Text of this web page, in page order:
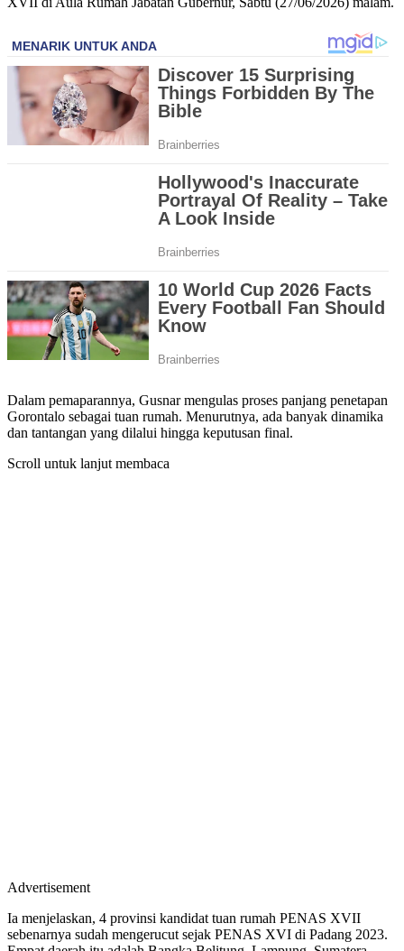
Dalam pemaparannya, Gusnar mengulas proses panjang penetapan
Gorontalo sebagai tuan rumah. Menurutnya, ada banyak dinamika
dan tantangan yang dilalui hingga keputusan final.
Scroll untuk lanjut membaca
Advertisement
Ia menjelaskan, 4 provinsi kandidat tuan rumah PENAS XVII
sebenarnya sudah mengerucut sejak PENAS XVI di Padang 2023.